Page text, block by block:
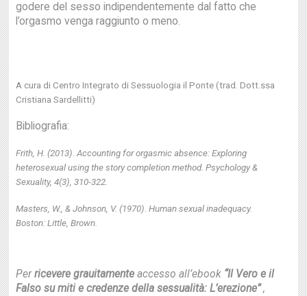
godere del sesso indipendentemente dal fatto che
l’orgasmo venga raggiunto o meno.
A cura di Centro Integrato di Sessuologia il Ponte (trad. Dott.ssa
Cristiana Sardellitti)
Bibliografia:
Frith, H. (2013). Accounting for orgasmic absence: Exploring
heterosexual using the story completion method. Psychology &
Sexuality, 4(3), 310-322.
Masters, W., & Johnson, V. (1970). Human sexual inadequacy.
Boston: Little, Brown.
Perricevere grauitamenteaccesso all’ebook “Il Vero e il
Falso su miti e credenze della sessualità: L’erezione”,